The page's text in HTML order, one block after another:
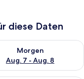
diese Daten
Aug. 6 - Aug. 7.
Morgen
Aug. 7 - Aug. 8
die Verfügbarkeit